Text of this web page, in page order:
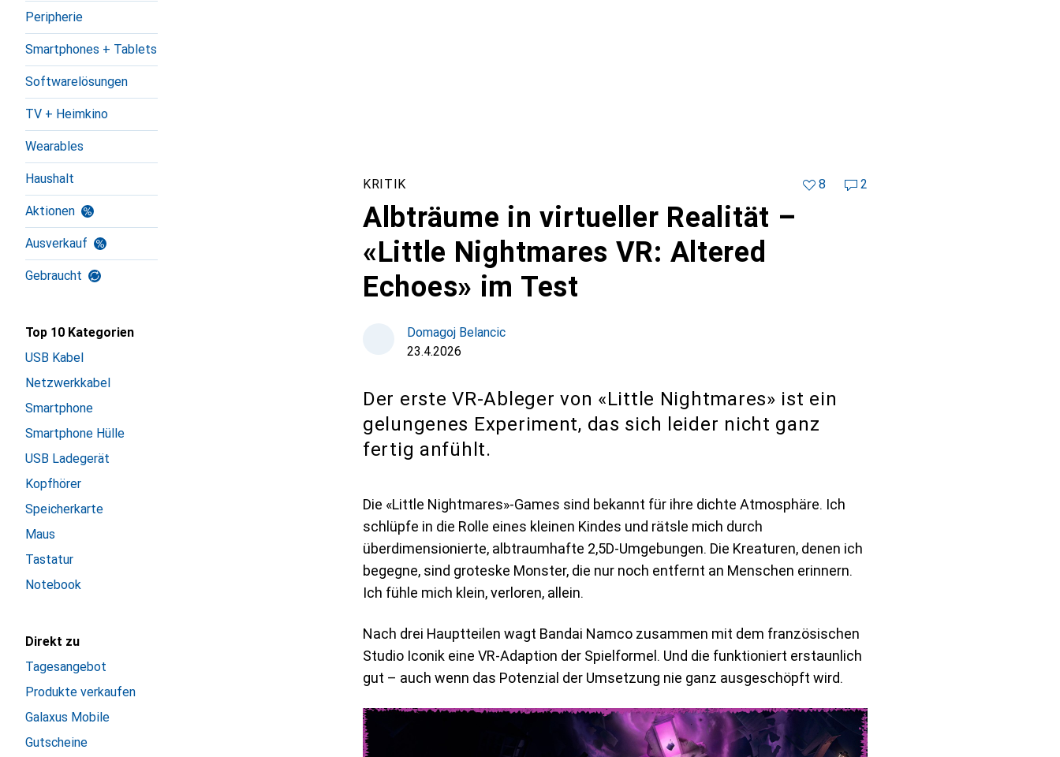
Peripherie
Smartphones + Tablets
Softwarelösungen
TV + Heimkino
Wearables
Haushalt
Aktionen
Ausverkauf
Gebraucht
Top 10 Kategorien
USB Kabel
Netzwerkkabel
Smartphone
Smartphone Hülle
USB Ladegerät
Kopfhörer
Speicherkarte
Maus
Tastatur
Notebook
Direkt zu
Tagesangebot
Produkte verkaufen
Galaxus Mobile
Gutscheine
KRITIK 8 2
Albträume in virtueller Realität –
«Little Nightmares VR: Altered
Echoes» im Test
Domagoj Belancic
23.4.2026
Der erste VR-Ableger von «Little Nightmares» ist ein
gelungenes Experiment, das sich leider nicht ganz
fertig anfühlt.
Die «Little Nightmares»-Games sind bekannt für ihre dichte Atmosphäre. Ich
schlüpfe in die Rolle eines kleinen Kindes und rätsle mich durch
überdimensionierte, albtraumhafte 2,5D-Umgebungen. Die Kreaturen, denen ich
begegne, sind groteske Monster, die nur noch entfernt an Menschen erinnern.
Ich fühle mich klein, verloren, allein.
Nach drei Hauptteilen wagt Bandai Namco zusammen mit dem französischen
Studio Iconik eine VR-Adaption der Spielformel. Und die funktioniert erstaunlich
gut – auch wenn das Potenzial der Umsetzung nie ganz ausgeschöpft wird.